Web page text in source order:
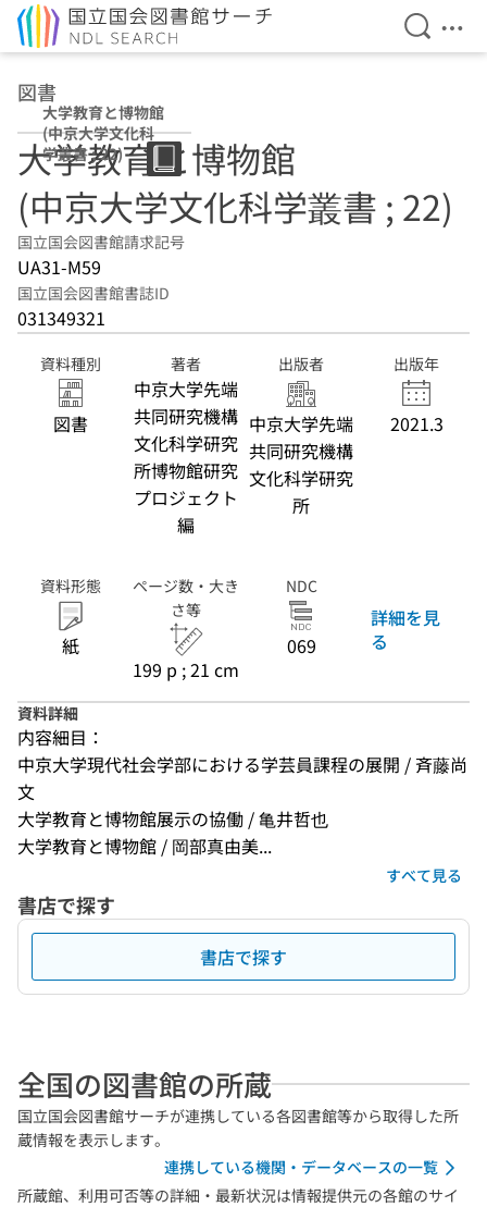
検索を
メ
図書
大学教育と博物館
(中京大学文化科
学叢書 ; 22)
大学教育と博物館
(中京大学文化科学叢書 ; 22)
国立国会図書館請求記号
UA31-M59
国立国会図書館書誌ID
031349321
資料種別
図書
著者
中京大学先端
共同研究機構
文化科学研究
所博物館研究
プロジェクト
編
出版者
中京大学先端
共同研究機構
文化科学研究
所
出版年
2021.3
資料形態
紙
ページ数・大き
さ等
199 p ; 21 cm
NDC
069
詳細を見
る
資料詳細
内容細目：
中京大学現代社会学部における学芸員課程の展開 / 斉藤尚
文
大学教育と博物館展示の協働 / 亀井哲也
大学教育と博物館 / 岡部真由美...
すべて見る
書店で探す
書店で探す
全国の図書館の所蔵
国立国会図書館サーチが連携している各図書館等から取得した所
蔵情報を表示します。
連携している機関・データベースの一覧
所蔵館、利用可否等の詳細・最新状況は情報提供元の各館のサイ